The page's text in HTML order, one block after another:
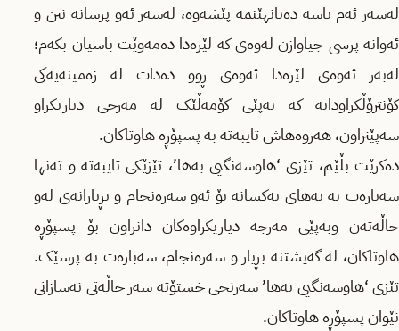
لەسەر ئەم باسە دەیانهێنمە پێشەوە، لەسەر ئەو پرسانە نین و
ئەوانە پرسی جیاوازن لەوەی کە لێرەدا دەمەوێت باسیان بکەم؛
لەبەر ئەوەی لێرەدا ئەوەی ڕوو دەدات لە زەمینەیەکی
کۆنترۆڵکراودایە کە بەپێی کۆمەڵێک لە مەرجی دیاریکراو
سەپێنراون، هەروەهاش تایبەتە بە پسپۆڕە هاوتاکان.
دەکرێت بڵێم، تێزی ‘هاوسەنگیی بەها’، تێزێكی تایبەتە و تەنها
سەبارەت بە بەهای یەکسانە بۆ ئەو سەرەنجام و بڕیارانەی لەو
حاڵەتەن وبەپێی مەرجە دیاریکراوەکان دانراون بۆ پسپۆڕە
هاوتاکان، لە گەیشتنە بڕیار و سەرەنجام، سەبارەت بە پرسێک.
تێزی ‘هاوسەنگیی بەها’ سەرنجی خستۆتە سەر حاڵەتی نەسازانی
نێوان پسپۆڕە هاوتاکان.